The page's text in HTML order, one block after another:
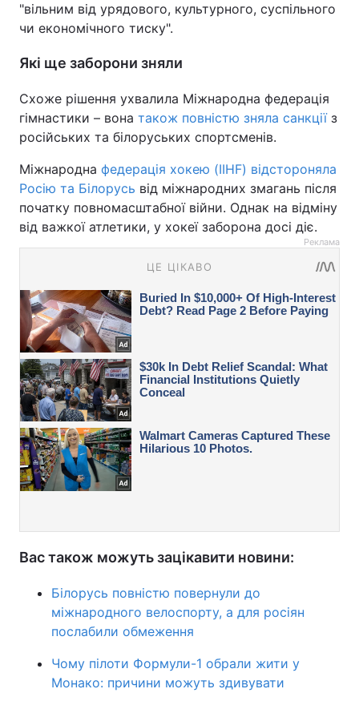
"вільним від урядового, культурного, суспільного
чи економічного тиску".
Які ще заборони зняли
Схоже рішення ухвалила Міжнародна федерація
гімнастики – вона також повністю зняла санкціїз
російських та білоруських спортсменів.
Міжнародна федерація хокею (IIHF) відстороняла
Росію та Білорусь від міжнародних змагань після
початку повномасштабної війни. Однак на відміну
від важкої атлетики, у хокеї заборона досі діє.
Реклама
Вас також можуть зацікавити новини:
Білорусь повністю повернули до
міжнародного велоспорту, а для росіян
послабили обмеження
Чому пілоти Формули-1 обрали жити у
Монако: причини можуть здивувати